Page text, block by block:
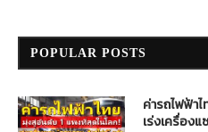
POPULAR POSTS
ค่ารถไฟฟ้า
เร่งเครื่อง